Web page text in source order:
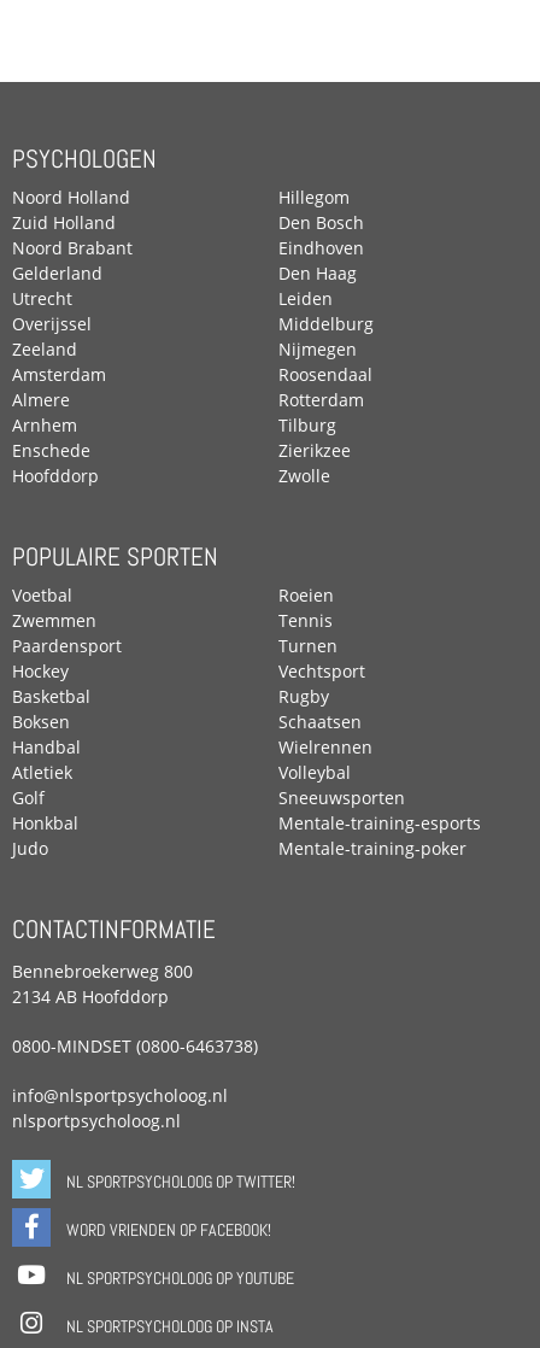
PSYCHOLOGEN
Noord Holland
Zuid Holland
Noord Brabant
Gelderland
Utrecht
Overijssel
Zeeland
Amsterdam
Almere
Arnhem
Enschede
Hoofddorp
Hillegom
Den Bosch
Eindhoven
Den Haag
Leiden
Middelburg
Nijmegen
Roosendaal
Rotterdam
Tilburg
Zierikzee
Zwolle
POPULAIRE SPORTEN
Voetbal
Zwemmen
Paardensport
Hockey
Basketbal
Boksen
Handbal
Atletiek
Golf
Honkbal
Judo
Roeien
Tennis
Turnen
Vechtsport
Rugby
Schaatsen
Wielrennen
Volleybal
Sneeuwsporten
Mentale-training-esports
Mentale-training-poker
CONTACTINFORMATIE
Bennebroekerweg 800
2134 AB Hoofddorp
0800-MINDSET (0800-6463738)
info@nlsportpsycholoog.nl
nlsportpsycholoog.nl
NL SPORTPSYCHOLOOG OP TWITTER!
WORD VRIENDEN OP FACEBOOK!
NL SPORTPSYCHOLOOG OP YOUTUBE
NL SPORTPSYCHOLOOG OP INSTA